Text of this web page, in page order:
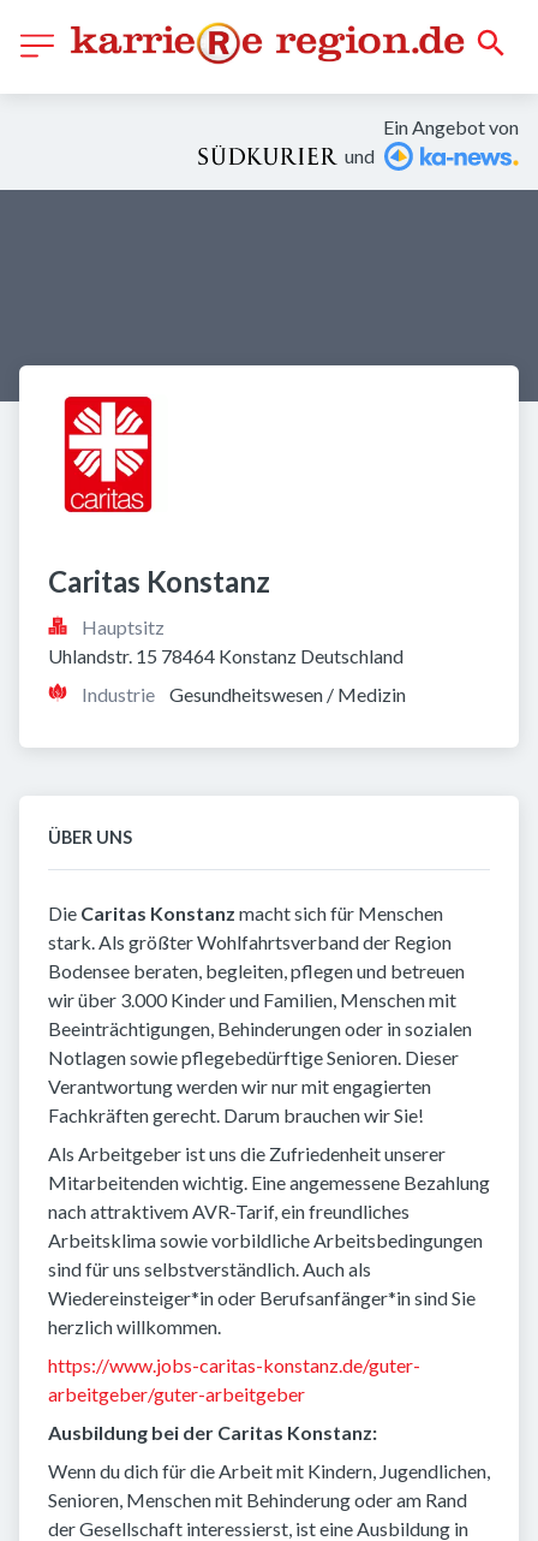
Ein Angebot von
und
Caritas Konstanz
Hauptsitz
Uhlandstr. 15 78464 Konstanz Deutschland
Industrie
Gesundheitswesen / Medizin
ÜBER UNS
Die Caritas Konstanz macht sich für Menschen
stark. Als größter Wohlfahrtsverband der Region
Bodensee beraten, begleiten, pflegen und betreuen
wir über 3.000 Kinder und Familien, Menschen mit
Beeinträchtigungen, Behinderungen oder in sozialen
Notlagen sowie pflegebedürftige Senioren. Dieser
Verantwortung werden wir nur mit engagierten
Fachkräften gerecht. Darum brauchen wir Sie!
Als Arbeitgeber ist uns die Zufriedenheit unserer
Mitarbeitenden wichtig. Eine angemessene Bezahlung
nach attraktivem AVR-Tarif, ein freundliches
Arbeitsklima sowie vorbildliche Arbeitsbedingungen
sind für uns selbstverständlich. Auch als
Wiedereinsteiger*in oder Berufsanfänger*in sind Sie
herzlich willkommen.
https://www.jobs-caritas-konstanz.de/guter-
arbeitgeber/guter-arbeitgeber
Ausbildung bei der Caritas Konstanz:
Wenn du dich für die Arbeit mit Kindern, Jugendlichen,
Senioren, Menschen mit Behinderung oder am Rand
der Gesellschaft interessierst, ist eine Ausbildung in